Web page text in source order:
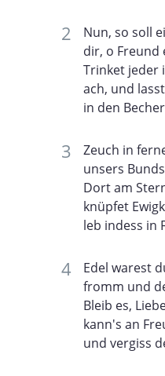
Nun, so soll
dir, o Freund
Trinket jeder
ach, und
in den
Zeuch in
unsers
Dort am
knüpfet
leb indess in
Edel warest
fromm und
Bleib es,
kann's an
und vergiss